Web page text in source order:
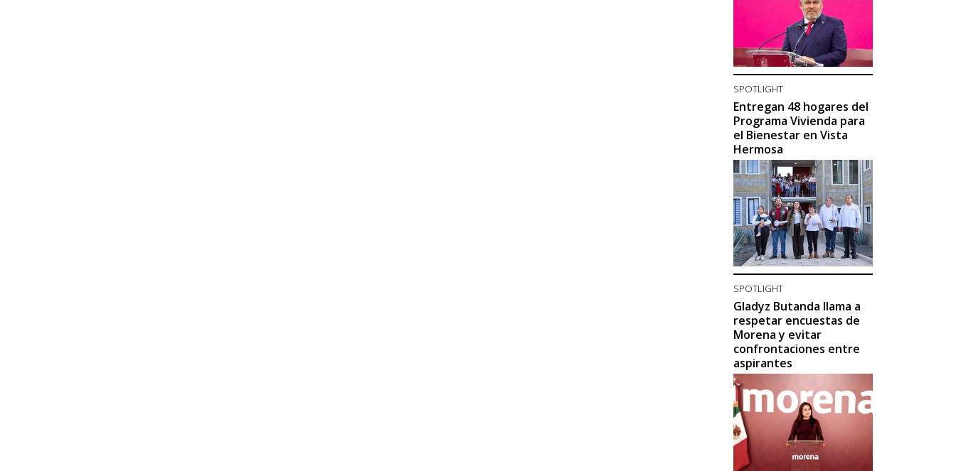
SPOTLIGHT
Entregan 48 hogares del
Programa Vivienda para
el Bienestar en Vista
Hermosa
SPOTLIGHT
Gladyz Butanda llama a
respetar encuestas de
Morena y evitar
confrontaciones entre
aspirantes